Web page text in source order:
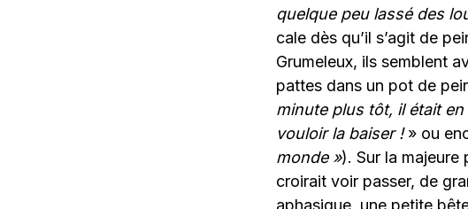
quelque peu lassé des
cale dès qu’il s’agit de
Grumeleux, ils semblent
pattes dans un pot de
minute plus tôt, il était
vouloir la baiser !» ou
monde »). Sur la majeure
croirait voir passer, de
aphasique, une petite